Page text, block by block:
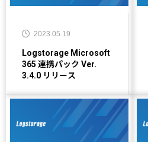
2023.05.19
Logstorage Microsoft
365 連携パック Ver.
3.4.0 リリース